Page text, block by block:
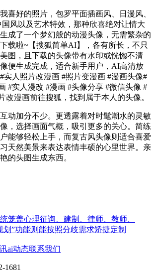
好的照片，包罗平面插画风、日漫风、
风以及艺术特效，那种欣喜绝对让情大
成了一个梦幻般的动漫头像，无需繁杂的
载啦~【搜狐简单AI】，各有所长，不只
图，且下载的头像带有水印或恍惚不清
便生成完成，适合新手用户，AI高清放
实人照片改漫画 #照片变漫画 #漫画头像#
#实人漫改 #漫画 #头像分享 #微信头像 #
改漫画前往搜狐，找到属于本人的头像。
加分不少。更透露着对时髦潮水的灵敏
，选择画面气概，吸引更多的关心。简练
能够轻松上手，而复古风头像则适合喜爱
天然美景来表达表情丰硕的心里世界。亲
的头图生成东西。
笼盖心理征询、建制、律师、教师、
划”功能则能按照分歧需求矫捷定制
ai动态联系我们
1681